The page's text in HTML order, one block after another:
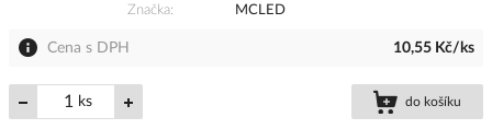
Značka
MCLED
Cena s DPH 10,55 Kč/ks
ks do košíku